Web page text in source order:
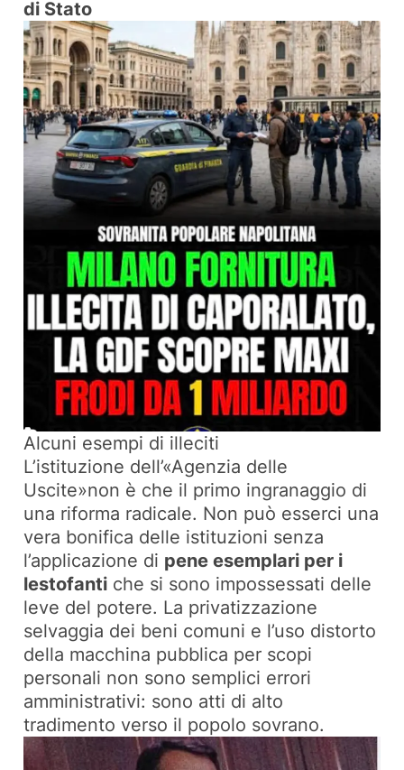
di Stato
Alcuni esempi di illeciti
L’istituzione dell’«Agenzia delle
Uscite»non è che il primo ingranaggio di
una riforma radicale. Non può esserci una
vera bonifica delle istituzioni senza
l’applicazione di pene esemplari per i
lestofanti che si sono impossessati delle
leve del potere. La privatizzazione
selvaggia dei beni comuni e l’uso distorto
della macchina pubblica per scopi
personali non sono semplici errori
amministrativi: sono atti di alto
tradimento verso il popolo sovrano.